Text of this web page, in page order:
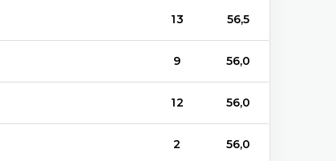
13 56,5
9 56,0
12 56,0
2 56,0